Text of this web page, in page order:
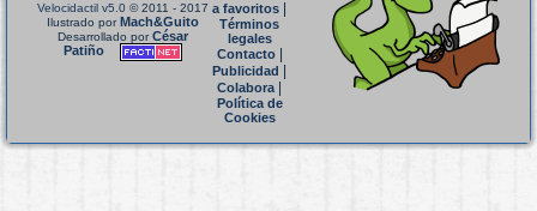
Velocidactil v5.0 © 2011 - 2017
Ilustrado porMach&Guito
Desarrollado porCésar
Patiño
a favoritos
Términos
legales
Contacto|
Publicidad
Colabora|
Política de
Cookies